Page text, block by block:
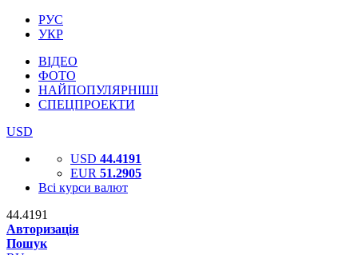
РУС
УКР
ВІДЕО
ФОТО
НАЙПОПУЛЯРНІШІ
СПЕЦПРОЕКТИ
USD
USD 44.4191
EUR 51.2905
Всі курси валют
44.4191
Авторизація
Пошук